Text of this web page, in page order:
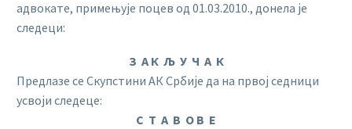
адвокате, примењује поцев од 01.03.2010., донела је
следеци:
З А К Љ У Ч А К
Предлазе се Скупстини АК Србије да на првој седници
усвоји следеце:
С Т А В О В Е